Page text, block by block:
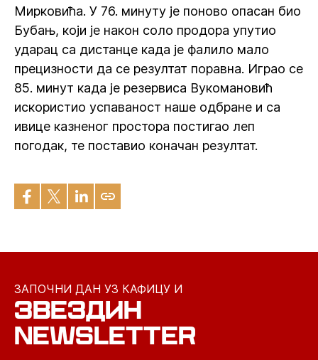
Мирковића. У 76. минуту је поново опасан био
Бубањ, који је након соло продора упутио
ударац са дистанце када је фалило мало
прецизности да се резултат поравна. Играо се
85. минут када је резервиса Вукомановић
искористио успаваност наше одбране и са
ивице казненог простора постигао леп
погодак, те поставио коначан резултат.
ЗАПОЧНИ ДАН УЗ КАФИЦУ И
ЗВЕЗДИН
NEWSLETTER